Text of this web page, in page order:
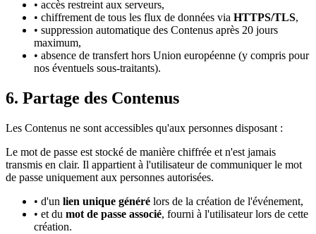
• accès restreint aux serveurs,
• chiffrement de tous les flux de données via HTTPS/TLS,
• suppression automatique des Contenus après 20 jours
maximum,
• absence de transfert hors Union européenne (y compris pour
nos éventuels sous-traitants).
6. Partage des Contenus
Les Contenus ne sont accessibles qu'aux personnes disposant :
Le mot de passe est stocké de manière chiffrée et n'est jamais
transmis en clair. Il appartient à l'utilisateur de communiquer le mot
de passe uniquement aux personnes autorisées.
• d'un lien unique généré lors de la création de l'événement,
• et du mot de passe associé, fourni à l'utilisateur lors de cette
création.